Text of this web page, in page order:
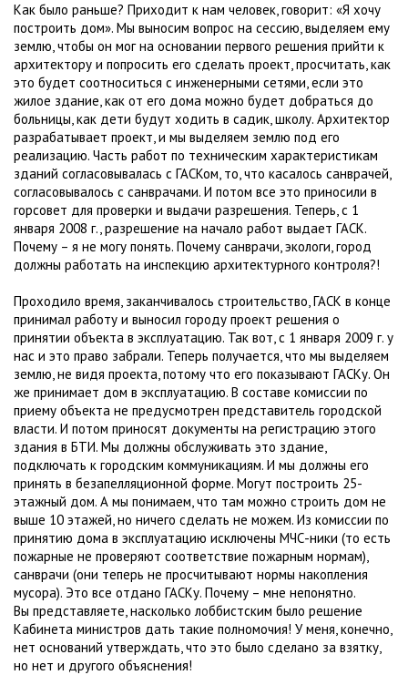
Как было раньше? Приходит к нам человек, говорит: «Я хочу
построить дом». Мы выносим вопрос на сессию, выделяем ему
землю, чтобы он мог на основании первого решения прийти к
архитектору и попросить его сделать проект, просчитать, как
это будет соотноситься с инженерными сетями, если это
жилое здание, как от его дома можно будет добраться до
больницы, как дети будут ходить в садик, школу. Архитектор
разрабатывает проект, и мы выделяем землю под его
реализацию. Часть работ по техническим характеристикам
зданий согласовывалась с ГАСКом, то, что касалось санврачей,
согласовывалось с санврачами. И потом все это приносили в
горсовет для проверки и выдачи разрешения. Теперь, с 1
января 2008 г., разрешение на начало работ выдает ГАСК.
Почему – я не могу понять. Почему санврачи, экологи, город
должны работать на инспекцию архитектурного контроля?!
Проходило время, заканчивалось строительство, ГАСК в конце
принимал работу и выносил городу проект решения о
принятии объекта в эксплуатацию. Так вот, с 1 января 2009 г. у
нас и это право забрали. Теперь получается, что мы выделяем
землю, не видя проекта, потому что его показывают ГАСКу. Он
же принимает дом в эксплуатацию. В составе комиссии по
приему объекта не предусмотрен представитель городской
власти. И потом приносят документы на регистрацию этого
здания в БТИ. Мы должны обслуживать это здание,
подключать к городским коммуникациям. И мы должны его
принять в безапелляционной форме. Могут построить 25-
этажный дом. А мы понимаем, что там можно строить дом не
выше 10 этажей, но ничего сделать не можем. Из комиссии по
принятию дома в эксплуатацию исключены МЧС-ники (то есть
пожарные не проверяют соответствие пожарным нормам),
санврачи (они теперь не просчитывают нормы накопления
мусора). Это все отдано ГАСКу. Почему – мне непонятно.
Вы представляете, насколько лоббистским было решение
Кабинета министров дать такие полномочия! У меня, конечно,
нет оснований утверждать, что это было сделано за взятку,
но нет и другого объяснения!